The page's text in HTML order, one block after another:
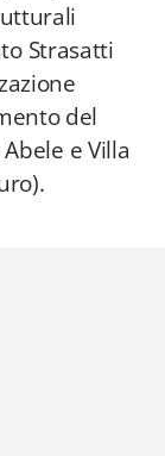
Strasatti
del
e Villa